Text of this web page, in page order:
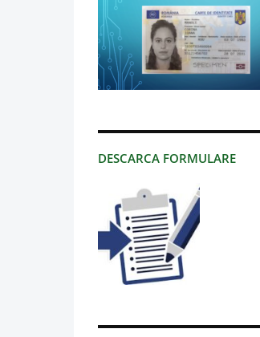
DESCARCA FORMULARE